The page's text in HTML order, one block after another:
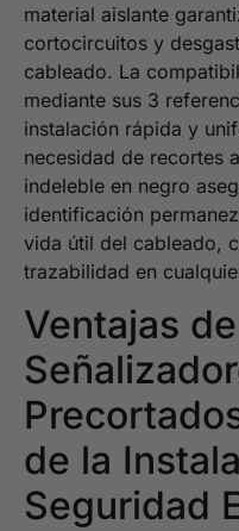
material aislante
cortocircuitos y
cableado. La
mediante sus 3
instalación rápida y
necesidad de recortes
indeleble en negro
identificación
vida útil del cableado,
trazabilidad en
Ventajas
de la
Seguridad